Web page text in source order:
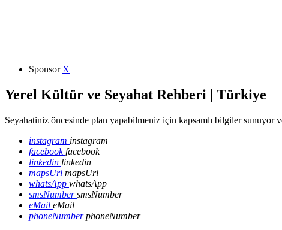
Sponsor X
Yerel Kültür ve Seyahat Rehberi | Türkiye
Seyahatiniz öncesinde plan yapabilmeniz için kapsamlı bilgiler sunuyor
instagram instagram
facebookfacebook
linkedin linkedin
mapsUrl mapsUrl
whatsApp whatsApp
smsNumbersmsNumber
eMail eMail
phoneNumberphoneNumber